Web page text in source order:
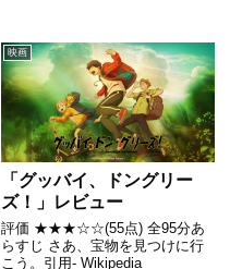
映画
「グッバイ、ドングリー
ズ！」レビュー
評価 ★★★☆☆(55点) 全95分あ
らすじ さあ、宝物を見つけに行
こう。引用- Wikipedia